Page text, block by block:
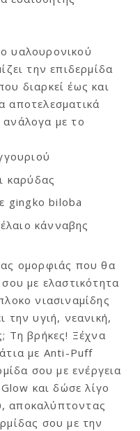
υαλουρονικού
την επιδερμίδα
διαρκεί έως και
αποτελεσματικά
ανάλογα με το
καρύδας
gingko biloba
κάνναβης
ομορφιάς που θα
με ελαστικότητα
νιασιναμίδης
την υγιή, νεανική,
Τη βρήκες! Ξέχνα
με Anti-Puff
σου με ενέργεια
και δώσε λίγο
αποκαλύπτοντας
σου με την